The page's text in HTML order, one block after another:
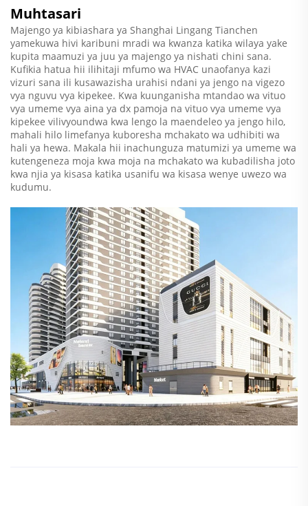
Muhtasari
Majengo ya kibiashara ya Shanghai Lingang Tianchen
yamekuwa hivi karibuni mradi wa kwanza katika wilaya yake
kupita maamuzi ya juu ya majengo ya nishati chini sana.
Kufikia hatua hii ilihitaji mfumo wa HVAC unaofanya kazi
vizuri sana ili kusawazisha urahisi ndani ya jengo na vigezo
vya nguvu vya kipekee. Kwa kuunganisha mtandao wa vituo
vya umeme vya aina ya dx pamoja na vituo vya umeme vya
kipekee vilivyoundwa kwa lengo la maendeleo ya jengo hilo,
mahali hilo limefanya kuboresha mchakato wa udhibiti wa
hali ya hewa. Makala hii inachunguza matumizi ya umeme wa
kutengeneza moja kwa moja na mchakato wa kubadilisha joto
kwa njia ya kisasa katika usanifu wa kisasa wenye uwezo wa
kudumu.